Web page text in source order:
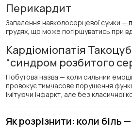
Перикардит
Запалення навколосерцевої сумки —
грудях, що може погіршуватись при
Кардіоміопатія
“синдром розбитого
Побутова назва — коли сильний
провокує тимчасове порушення
імітуючи інфаркт, але без класичної
Як розрізнити: коли біль